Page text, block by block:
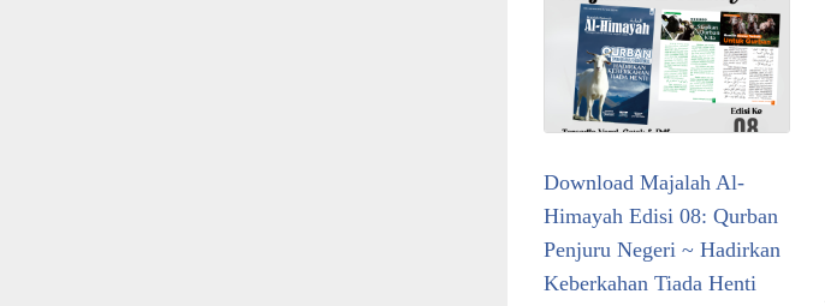
Download Majalah Al-
Himayah Edisi 08: Qurban
Penjuru Negeri ~ Hadirkan
Keberkahan Tiada Henti